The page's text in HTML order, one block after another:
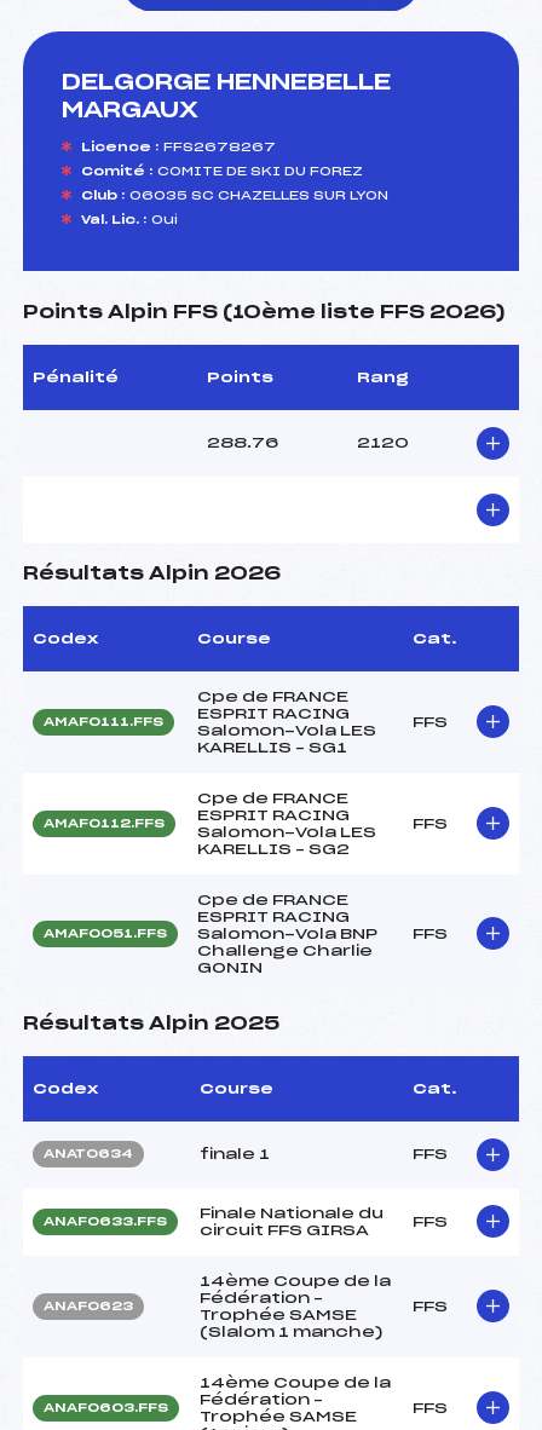
le ski
DELGORGE HENNEBELLE
MARGAUX
Licence : FFS2678267
Comité : COMITE DE SKI DU FOREZ
Club : 06035 SC CHAZELLES SUR LYON
Val. Lic. : Oui
Points Alpin FFS (10ème liste FFS 2026)
Pénalité Points Rang
288.76 2120
Résultats Alpin 2026
Codex Course Cat.
AMAF0111.FFS
Cpe de FRANCE
ESPRIT RACING
Salomon-Vola LES
KARELLIS – SG1
FFS
AMAF0112.FFS
Cpe de FRANCE
ESPRIT RACING
Salomon-Vola LES
KARELLIS – SG2
FFS
AMAF0051.FFS
Cpe de FRANCE
ESPRIT RACING
Salomon-Vola BNP
Challenge Charlie
GONIN
FFS
Résultats Alpin 2025
Codex Course Cat.
ANAT0634 finale 1 FFS
ANAF0633.FFS
Finale Nationale du
circuit FFS GIRSA
FFS
ANAF0623
14ème Coupe de la
Fédération –
Trophée SAMSE
(Slalom 1 manche)
FFS
ANAF0603.FFS
14ème Coupe de la
Fédération –
Trophée SAMSE
FFS